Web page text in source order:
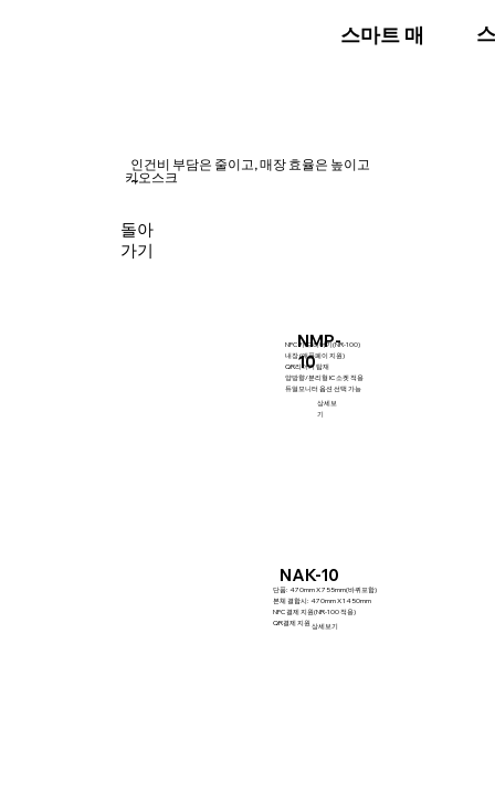
스마트 매장
NMP-
10
상세보
기
NFC 카드 리더기(NR-100)
내장 (애플페이 지원)
QR리더기 탑재
양방향/분리형 IC 소켓 적용
듀얼모니터 옵션 선택 가능
NAK-10
단품: 470mm X 755mm(바퀴포함)
본체 결합시: 470mm X 1450mm
NFC 결제 지원(NR-100 적용)
QR결제 지원 상세보기
인건비 부담은 줄이고, 매장 효율은 높이고
~
키오스크
돌아
가기